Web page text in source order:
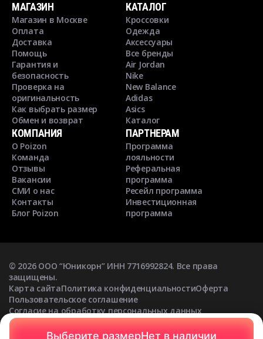
Выберите размерНет в наличии
МАГАЗИН
Магазин в Москве
Оплата
Доставка
Помощь
Гарантия и
безопасность
Проверка на
оригинальность
Как выбрать размер
Обмен и возврат
КАТАЛОГ
Кроссовки
Одежда
Аксессуары
Все бренды
Air Jordan
Nike
New Balance
Adidas
Asics
Каталог
КОМПАНИЯ
О Poizon
Команда
Отзывы
Вакансии
СМИ о нас
Контакты
Блог Poizon
ПАРТНЕРАМ
Программа
лояльности
Реферальная
программа
Ресейл программа
Инвестиционная
программа
© 2026ООО “Юникорн” ИНН 7716992824. Все права
защищены.
Карта сайтаПолитика конфиденциальностиОферта
Пользовательское соглашение
Согласие на обработку персональных данных
Согласие на получение рекламных рассылок